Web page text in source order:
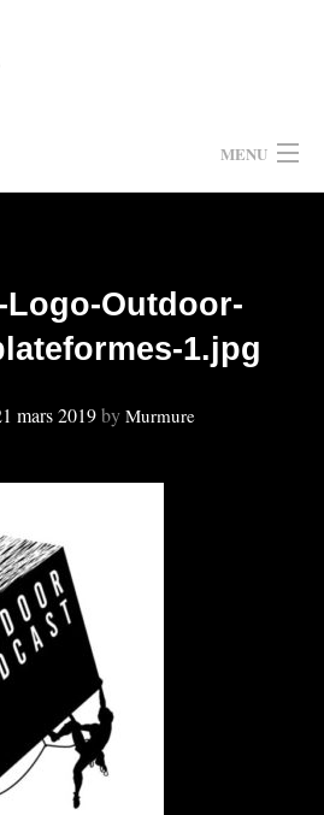
MENU
Outdoor-
1.jpg
mars 2019by Murmure